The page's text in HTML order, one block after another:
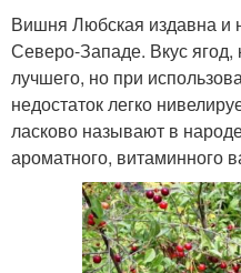
Вишня Любская издавна и
Северо-Западе. Вкус ягод,
лучшего, но при
недостаток легко
ласково называют в
ароматного, витаминного